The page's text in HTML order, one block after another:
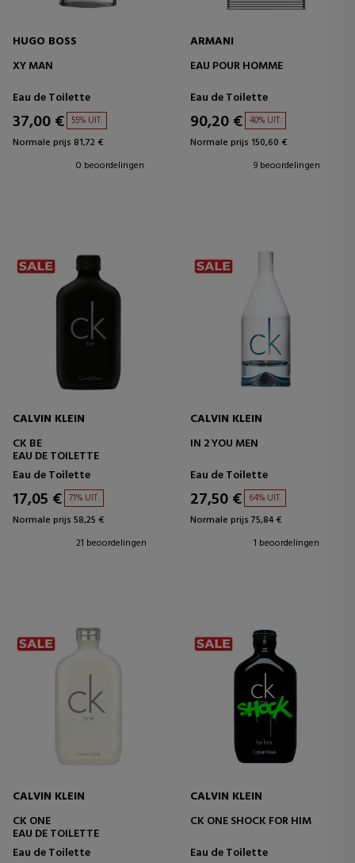
HUGO BOSS
XY MAN
Eau de Toilette
37,00 € 55% UIT.
Normale prijs 81,72 €
0 beoordelingen
ARMANI
EAU POUR HOMME
Eau de Toilette
90,20 € 40% UIT.
Normale prijs 150,60 €
9 beoordelingen
CALVIN KLEIN
CK BE
EAU DE TOILETTE
Eau de Toilette
17,05 € 71% UIT.
Normale prijs 58,25 €
21 beoordelingen
CALVIN KLEIN
IN 2 YOU MEN
Eau de Toilette
27,50 € 64% UIT.
Normale prijs 75,84 €
1 beoordelingen
CALVIN KLEIN
CK ONE
EAU DE TOILETTE
Eau de Toilette
CALVIN KLEIN
CK ONE SHOCK FOR HIM
Eau de Toilette